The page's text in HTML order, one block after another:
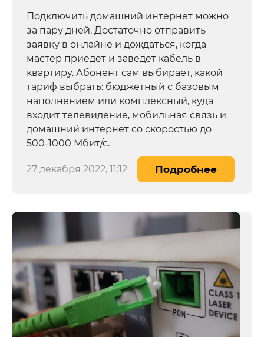
Подключить домашний интернет можно
за пару дней. Достаточно отправить
заявку в онлайне и дождаться, когда
мастер приедет и заведет кабель в
квартиру. Абонент сам выбирает, какой
тариф выбрать: бюджетный с базовым
наполнением или комплексный, куда
входит телевидение, мобильная связь и
домашний интернет со скоростью до
500-1000 Мбит/с.
27 декабря 2022, 11:12 Подробнее